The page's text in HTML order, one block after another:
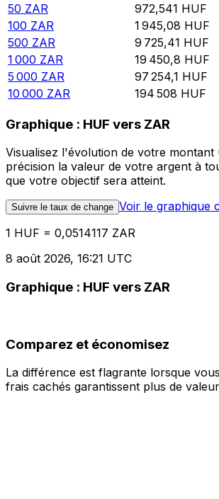
50 ZAR 972,541 HUF
100 ZAR 1 945,08 HUF
500 ZAR 9 725,41 HUF
1 000 ZAR 19 450,8 HUF
5 000 ZAR 97 254,1 HUF
10 000 ZAR 194 508 HUF
Graphique : HUF vers ZAR
Visualisez l'évolution de votre
précision la valeur de votre argent à
que votre objectif sera atteint.
Suivre le taux de change Voir le graphique
1 HUF = 0,0514117 ZAR
8 août 2026, 16:21 UTC
Graphique : HUF vers ZAR
Comparez et économisez
La différence est flagrante lorsque
frais cachés garantissent plus de